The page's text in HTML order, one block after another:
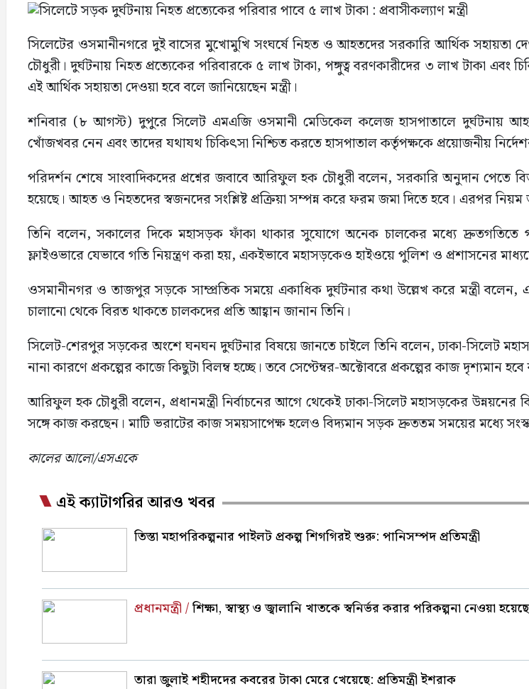
সিলেটের ওসমানীনগরে দুই বাসের মুখোমুখি সংঘর্ষে নিহত ও আহতদের সরকারি আর্থিক সহায়তা
চৌধুরী। দুর্ঘটনায় নিহত প্রত্যেকের পরিবারকে ৫ লাখ টাকা, পঙ্গুত্ব বরণকারীদের ৩ লাখ টাকা এবং
এই আর্থিক সহায়তা দেওয়া হবে বলে জানিয়েছেন মন্ত্রী।
শনিবার (৮ আগস্ট) দুপুরে সিলেট এমএজি ওসমানী মেডিকেল কলেজ হাসপাতালে দুর্ঘটনায়
খোঁজখবর নেন এবং তাদের যথাযথ চিকিৎসা নিশ্চিত করতে হাসপাতাল কর্তৃপক্ষকে প্রয়োজনীয়
পরিদর্শন শেষে সাংবাদিকদের প্রশ্নের জবাবে আরিফুল হক চৌধুরী বলেন, সরকারি অনুদান পেতে
হয়েছে। আহত ও নিহতদের স্বজনদের সংশ্লিষ্ট প্রক্রিয়া সম্পন্ন করে ফরম জমা দিতে হবে। এরপর
তিনি বলেন, সকালের দিকে মহাসড়ক ফাঁকা থাকার সুযোগে অনেক চালকের মধ্যে দ্রুতগতিতে
ফ্লাইওভারে যেভাবে গতি নিয়ন্ত্রণ করা হয়, একইভাবে মহাসড়কেও হাইওয়ে পুলিশ ও প্রশাসনের মাধ্যমে
ওসমানীনগর ও তাজপুর সড়কে সাম্প্রতিক সময়ে একাধিক দুর্ঘটনার কথা উল্লেখ করে মন্ত্রী বলেন,
চালানো থেকে বিরত থাকতে চালকদের প্রতি আহ্বান জানান তিনি।
সিলেট-শেরপুর সড়কের অংশে ঘনঘন দুর্ঘটনার বিষয়ে জানতে চাইলে তিনি বলেন, ঢাকা-সিলেট
নানা কারণে প্রকল্পের কাজে কিছুটা বিলম্ব হচ্ছে। তবে সেপ্টেম্বর-অক্টোবরে প্রকল্পের কাজ দৃশ্যমান
আরিফুল হক চৌধুরী বলেন, প্রধানমন্ত্রী নির্বাচনের আগে থেকেই ঢাকা-সিলেট মহাসড়কের উন্নয়নের
সঙ্গে কাজ করছেন। মাটি ভরাটের কাজ সময়সাপেক্ষ হলেও বিদ্যমান সড়ক দ্রুততম সময়ের মধ্যে
কালের আলো/এসএকে
এই ক্যাটাগরির আরও খবর
তিস্তা মহাপরিকল্পনার পাইলট প্রকল্প শিগগিরই শুরু: পানিসম্পদ প্রতিমন্ত্রী
প্রধানমন্ত্রী /শিক্ষা, স্বাস্থ্য ও জ্বালানি খাতকে স্বনির্ভর করার পরিকল্পনা নেওয়া হয়েছে
তারা জুলাই শহীদদের কবরের টাকা মেরে খেয়েছে: প্রতিমন্ত্রী ইশরাক